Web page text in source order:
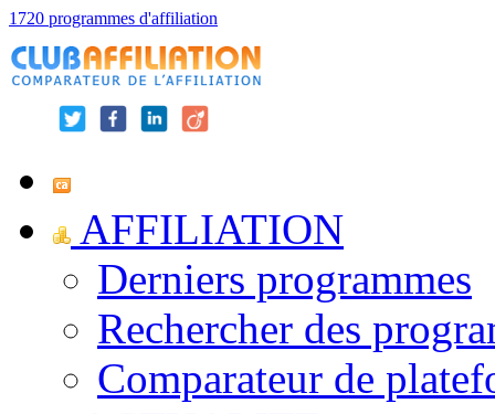
1720 programmes d'affiliation
AFFILIATION
Derniers programmes
Rechercher des
Comparateur de